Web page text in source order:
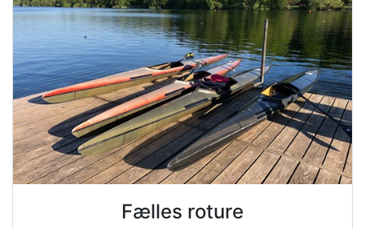
Fælles roture